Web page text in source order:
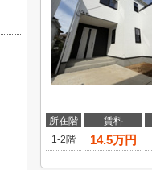
所在階 賃料
1-2階
14.5万円